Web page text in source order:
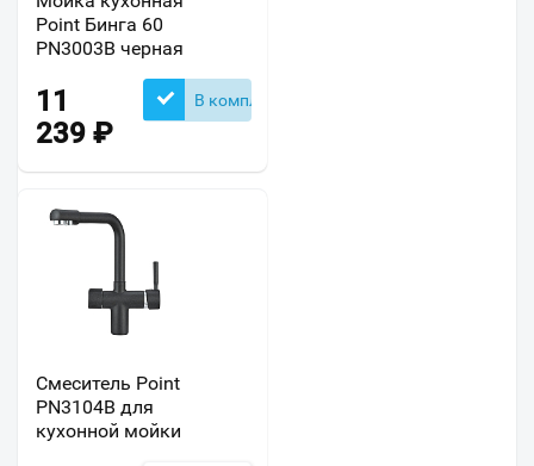
Point Бинга 60
PN3003B черная
11
239 ₽
В комплекте
Смеситель Point
PN3104B для
кухонной мойки